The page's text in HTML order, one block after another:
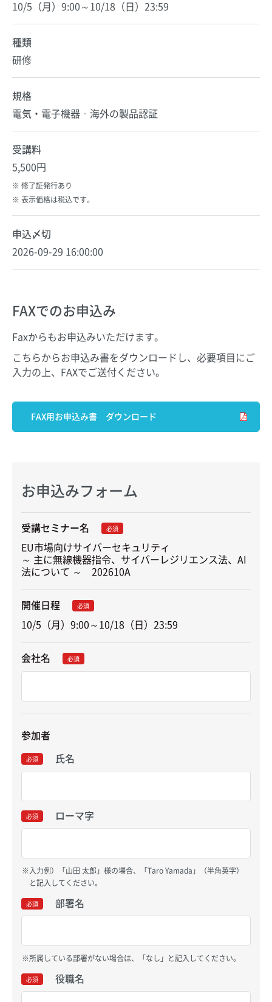
10/5（月）9:00～10/18（日）23:59
種類
研修
規格
電気・電子機器‐海外の製品認証
受講料
5,500円
修了証発行あり
表示価格は税込です。
申込〆切
2026-09-29 16:00:00
FAXでのお申込み
Faxからもお申込みいただけます。
こちらからお申込み書をダウンロードし、必要項目にご
入力の上、FAXでご送付ください。
FAX用お申込み書 ダウンロード
お申込みフォーム
受講セミナー名 必須
EU市場向けサイバーセキュリティ
～ 主に無線機器指令、サイバーレジリエンス法、AI
法について ～　202610A
開催日程 必須
10/5（月）9:00～10/18（日）23:59
会社名 必須
参加者
必須 氏名
必須 ローマ字
入力例）「山田 太郎」様の場合、「Taro Yamada」（半角英字）
と記入してください。
必須 部署名
所属している部署がない場合は、「なし」と記入してください。
必須 役職名